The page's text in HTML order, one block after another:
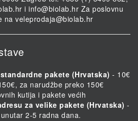
i info@biolab.hr Za poslovnu
na veleprodaja@biolab.hr
pakete (Hrvatska) - 10€
za narudžbe preko 150€
kutija i pakete većih
za velike pakete (Hrvatska) -
2-5 radna dana.